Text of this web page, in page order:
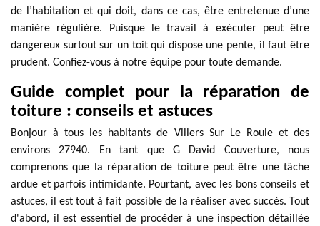
de l’habitation et qui doit, dans ce cas, être entretenue d’une
manière régulière. Puisque le travail à exécuter peut être
dangereux surtout sur un toit qui dispose une pente, il faut être
prudent. Confiez-vous à notre équipe pour toute demande.
Guide complet pour la réparation de
toiture : conseils et astuces
Bonjour à tous les habitants de Villers Sur Le Roule et des
environs 27940. En tant que G David Couverture, nous
comprenons que la réparation de toiture peut être une tâche
ardue et parfois intimidante. Pourtant, avec les bons conseils et
astuces, il est tout à fait possible de la réaliser avec succès. Tout
d'abord, il est essentiel de procéder à une inspection détaillée